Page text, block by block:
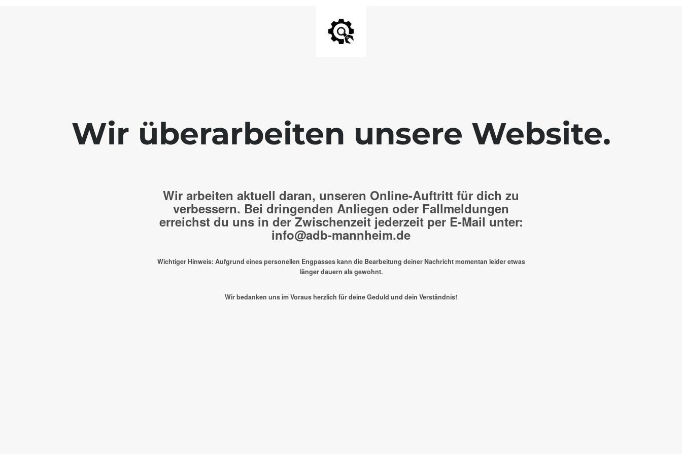
Wir überarbeiten unsere Website.
Wir arbeiten aktuell daran, unseren Online-Auftritt für dich zu
verbessern. Bei dringenden Anliegen oder Fallmeldungen
erreichst du uns in der Zwischenzeit jederzeit per E-Mail unter:
info@adb-mannheim.de
Wichtiger Hinweis: Aufgrund eines personellen Engpasses kann die Bearbeitung deiner Nachricht momentan leider etwas
länger dauern als gewohnt.
Wir bedanken uns im Voraus herzlich für deine Geduld und dein Verständnis!